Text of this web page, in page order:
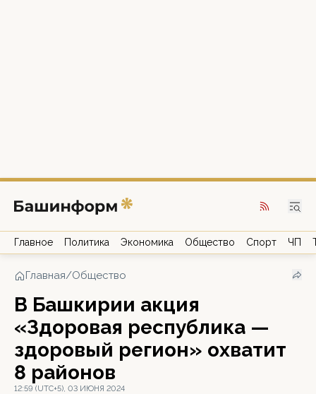
Главное Политика Экономика Общество Спорт ЧП
Главная/Общество
В Башкирии акция
«Здоровая республика —
здоровый регион» охватит
8 районов
12:59 (UTC+5), 03 ИЮНЯ 2024